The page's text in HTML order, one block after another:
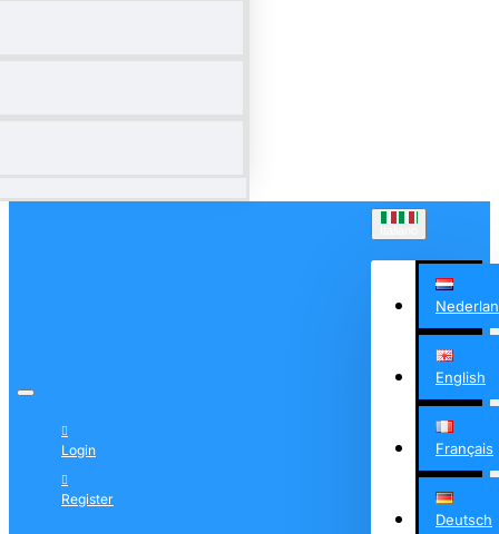
Login
Register
English
Français
Deutsch